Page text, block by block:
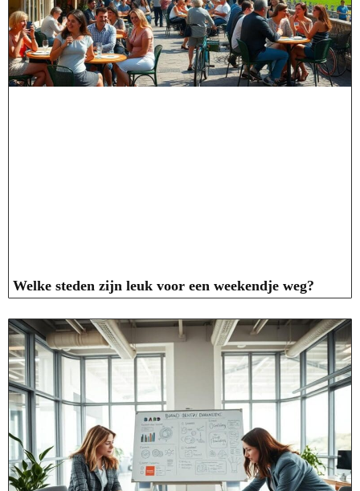
Welke steden zijn leuk voor een weekendje weg?